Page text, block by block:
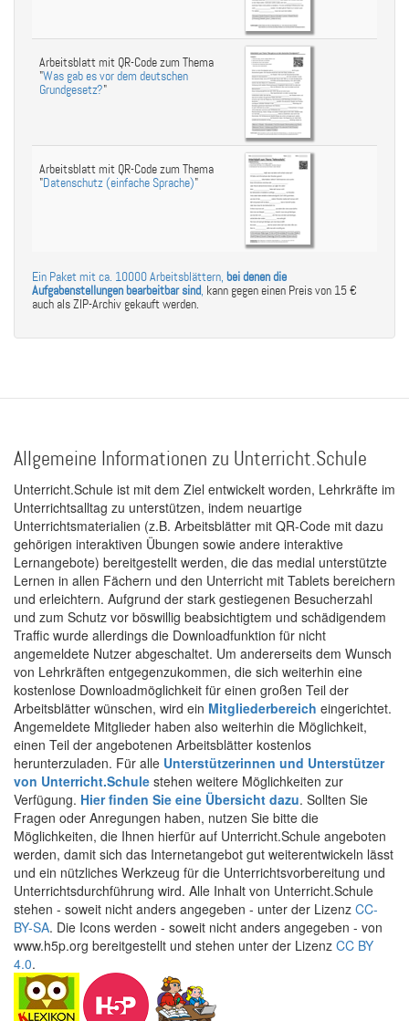
Arbeitsblatt mit QR-Code zum Thema
"Was gab es vor dem deutschen
Grundgesetz?"
Arbeitsblatt mit QR-Code zum Thema
"Datenschutz (einfache Sprache)"
Ein Paket mit ca. 10000 Arbeitsblättern, bei denen die
Aufgabenstellungen bearbeitbar sind, kann gegen einen Preis von 15 €
auch als ZIP-Archiv gekauft werden.
Allgemeine Informationen zu Unterricht.Schule
Unterricht.Schule ist mit dem Ziel entwickelt worden, Lehrkräfte im
Unterrichtsalltag zu unterstützen, indem neuartige
Unterrichtsmaterialien (z.B. Arbeitsblätter mit QR-Code mit dazu
gehörigen interaktiven Übungen sowie andere interaktive
Lernangebote) bereitgestellt werden, die das medial unterstützte
Lernen in allen Fächern und den Unterricht mit Tablets bereichern
und erleichtern. Aufgrund der stark gestiegenen Besucherzahl
und zum Schutz vor böswillig beabsichtigtem und schädigendem
Traffic wurde allerdings die Downloadfunktion für nicht
angemeldete Nutzer abgeschaltet. Um andererseits dem Wunsch
von Lehrkräften entgegenzukommen, die sich weiterhin eine
kostenlose Downloadmöglichkeit für einen großen Teil der
Arbeitsblätter wünschen, wird ein Mitgliederbereich eingerichtet.
Angemeldete Mitglieder haben also weiterhin die Möglichkeit,
einen Teil der angebotenen Arbeitsblätter kostenlos
herunterzuladen. Für alle Unterstützerinnen und Unterstützer
von Unterricht.Schule stehen weitere Möglichkeiten zur
Verfügung. Hier finden Sie eine Übersicht dazu. Sollten Sie
Fragen oder Anregungen haben, nutzen Sie bitte die
Möglichkeiten, die Ihnen hierfür auf Unterricht.Schule angeboten
werden, damit sich das Internetangebot gut weiterentwickeln lässt
und ein nützliches Werkzeug für die Unterrichtsvorbereitung und
Unterrichtsdurchführung wird. Alle Inhalt von Unterricht.Schule
stehen - soweit nicht anders angegeben - unter der Lizenz CC-
BY-SA. Die Icons werden - soweit nicht anders angegeben - von
www.h5p.org bereitgestellt und stehen unter der Lizenz CC BY
4.0.